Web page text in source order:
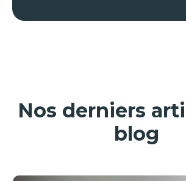
Nos derniers
blog